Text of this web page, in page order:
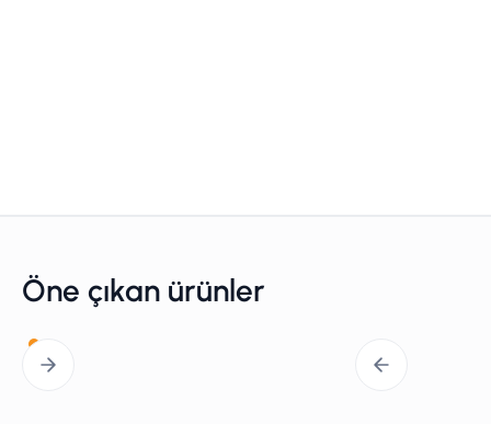
Öne çıkan ürünler